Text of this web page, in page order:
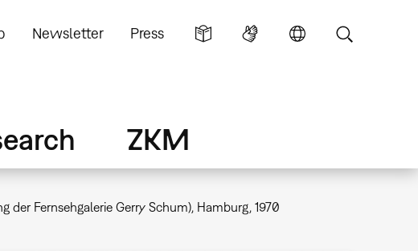
Newsletter Press
ZKM
der Fernsehgalerie Gerry Schum), Hamburg, 1970